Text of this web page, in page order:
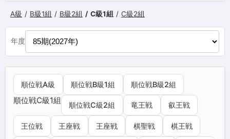
A級 B級1組 B級2組 C級1組 C級2組
年度
順位戦A級 順位戦B級1組 順位戦B級2組
順位戦C級1組
順位戦C級2組 竜王戦 叡王戦
王位戦 王座戦 王座戦 棋聖戦 棋王戦